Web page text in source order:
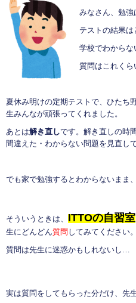
みなさん、勉強
テストの結果は
学校でわから
質問はこれくら
夏休み明けの定期テストで、ひたち
生みんなが頑張ってくれました。
あとは解き直しです。解き直しの時
間違えた・わからない問題を見直し
でも家で勉強するとわからないまま
そういうときは、 ITTOの自習室
生にどんどん質問 してみてください。
質問は先生に迷惑かもしれないし…
実は質問をしてもらった分だけ、先